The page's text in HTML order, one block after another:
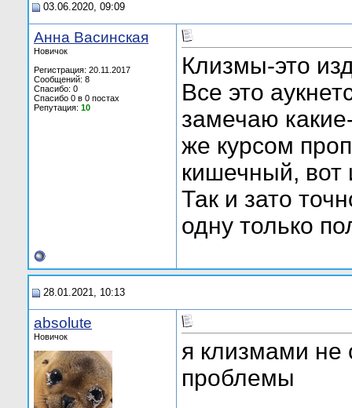
03.06.2020, 09:09
Анна Васинская
Новичок
Регистрация: 20.11.2017
Сообщений: 8
Спасибо: 0
Спасибо 0 в 0 постах
Репутация: 10
Клизмы-это
Все это
замечаю
же курсом
кишечный, вот
Так и зато
одну только
28.01.2021, 10:13
absolute
Новичок
я клизмами не
проблемы